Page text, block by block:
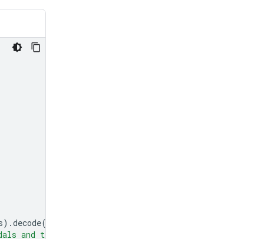
) .decode(
and tell me how many pedals are there?"